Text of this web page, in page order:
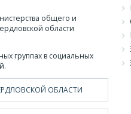
общего и
области
группах в социальных
ОБЛАСТИ